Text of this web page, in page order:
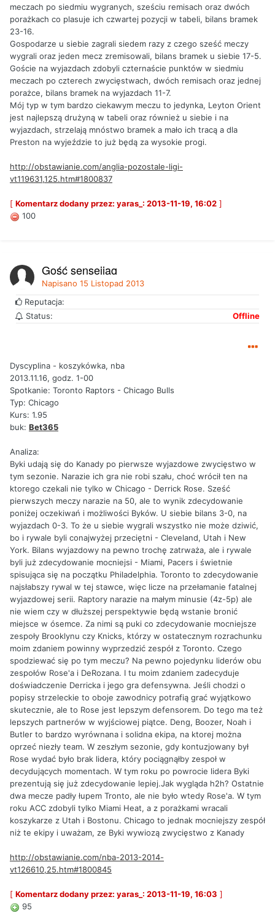
meczach po siedmiu wygranych, sześciu remisach oraz dwóch
porażkach co plasuje ich czwartej pozycji w tabeli, bilans bramek
23-16.
Gospodarze u siebie zagrali siedem razy z czego sześć meczy
wygrali oraz jeden mecz zremisowali, bilans bramek u siebie 17-5.
Goście na wyjazdach zdobyli czternaście punktów w siedmiu
meczach po czterech zwycięstwach, dwóch remisach oraz jednej
porażce, bilans bramek na wyjazdach 11-7.
Mój typ w tym bardzo ciekawym meczu to jedynka, Leyton Orient
jest najlepszą drużyną w tabeli oraz również u siebie i na
wyjazdach, strzelają mnóstwo bramek a mało ich tracą a dla
Preston na wyjeździe to już będą za wysokie progi.
http://obstawianie.com/anglia-pozostale-ligi-
vt119631,125.htm#1800837
[ Komentarz dodany przez: yaras_: 2013-11-19, 16:02 ]
100
Gość sensejjag
Napisano 15 Listopad 2013
Reputacja:
Status:
Offline
Dyscyplina - koszykówka, nba
2013.11.16, godz. 1-00
Spotkanie: Toronto Raptors - Chicago Bulls
Typ: Chicago
Kurs: 1.95
buk: Bet365
Analiza:
Byki udają się do Kanady po pierwsze wyjazdowe zwycięstwo w
tym sezonie. Narazie ich gra nie robi szału, choć wrócił ten na
ktorego czekali nie tylko w Chicago - Derrick Rose. Sześć
pierwszych meczy narazie na 50, ale to wynik zdecydowanie
poniżej oczekiwań i możliwości Byków. U siebie bilans 3-0, na
wyjazdach 0-3. To że u siebie wygrali wszystko nie może dziwić,
bo i rywale byli conajwyżej przeciętni - Cleveland, Utah i New
York. Bilans wyjazdowy na pewno trochę zatrważa, ale i rywale
byli już zdecydowanie mocniejsi - Miami, Pacers i świetnie
spisująca się na początku Philadelphia. Toronto to zdecydowanie
najsłabszy rywal w tej stawce, więc licze na przełamanie fatalnej
wyjazdowej serii. Raptory narazie na małym minusie (4z-5p) ale
nie wiem czy w dłuższej perspektywie będą wstanie bronić
miejsce w ósemce. Za nimi są puki co zdecydowanie mocniejsze
zespoły Brooklynu czy Knicks, którzy w ostatecznym rozrachunku
moim zdaniem powinny wyprzedzić zespół z Toronto. Czego
spodziewać się po tym meczu? Na pewno pojedynku liderów obu
zespołów Rose'a i DeRozana. I tu moim zdaniem zadecyduje
doświadczenie Derricka i jego gra defensywna. Jeśli chodzi o
popisy strzeleckie to oboje zawodnicy potrafią grać wyjątkowo
skutecznie, ale to Rose jest lepszym defensorem. Do tego ma też
lepszych partnerów w wyjściowej piątce. Deng, Boozer, Noah i
Butler to bardzo wyrównana i solidna ekipa, na ktorej można
oprzeć niezły team. W zeszłym sezonie, gdy kontuzjowany był
Rose wydać było brak lidera, który pociągnąłby zespoł w
decydujących momentach. W tym roku po powrocie lidera Byki
prezentują się już zdecydowanie lepiej.Jak wygląda h2h? Ostatnie
dwa mecze padły łupem Tronto, ale nie było wtedy Rose'a. W tym
roku ACC zdobyli tylko Miami Heat, a z porażkami wracali
koszykarze z Utah i Bostonu. Chicago to jednak mocniejszy zespół
niż te ekipy i uważam, ze Byki wywiozą zwycięstwo z Kanady
http://obstawianie.com/nba-2013-2014-
vt126610,25.htm#1800845
[ Komentarz dodany przez: yaras_: 2013-11-19, 16:03 ]
95